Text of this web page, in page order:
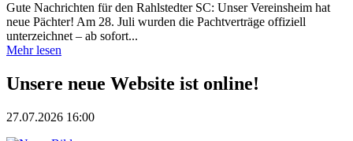
Gute Nachrichten für den Rahlstedter SC: Unser Vereinsheim hat
neue Pächter! Am 28. Juli wurden die Pachtverträge offiziell
unterzeichnet – ab sofort...
Mehr lesen
Unsere neue Website ist online!
27.07.2026 16:00